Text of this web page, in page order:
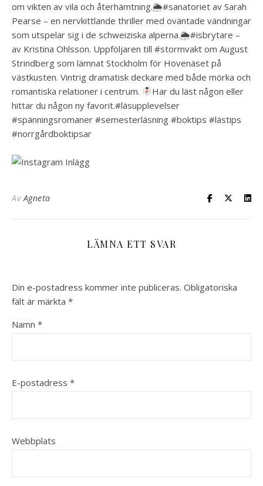
om vikten av vila och återhämtning.🌦#sanatoriet av Sarah
Pearse – en nervkittlande thriller med oväntade vändningar
som utspelar sig i de schweiziska alperna.🌦#isbrytare –
av Kristina Ohlsson. Uppföljaren till #stormvakt om August
Strindberg som lämnat Stockholm för Hovenäset på
västkusten. Vintrig dramatisk deckare med både mörka och
romantiska relationer i centrum.
Har du läst någon eller
hittar du någon ny favorit.#läsupplevelser
#spänningsromaner #semesterläsning #boktips #lästips
#norrgårdboktipsar
AvAgneta
LÄMNA ETT SVAR
Din e-postadress kommer inte publiceras. Obligatoriska
fält är märkta *
Namn *
E-postadress *
Webbplats